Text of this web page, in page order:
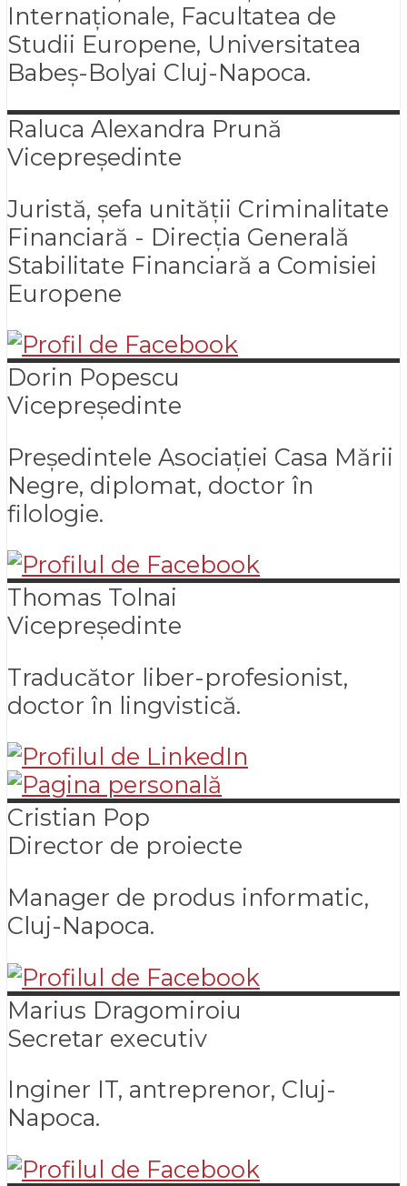
Internaționale, Facultatea de
Studii Europene, Universitatea
Babeș-Bolyai Cluj-Napoca.
Raluca Alexandra Prună
Vicepreședinte
Juristă, șefa unității Criminalitate
Financiară - Direcția Generală
Stabilitate Financiară a Comisiei
Europene
Dorin Popescu
Vicepreședinte
Președintele Asociației Casa Mării
Negre, diplomat, doctor în
filologie.
Thomas Tolnai
Vicepreședinte
Traducător liber-profesionist,
doctor în lingvistică.
Cristian Pop
Director de proiecte
Manager de produs informatic,
Cluj-Napoca.
Marius Dragomiroiu
Secretar executiv
Inginer IT, antreprenor, Cluj-
Napoca.